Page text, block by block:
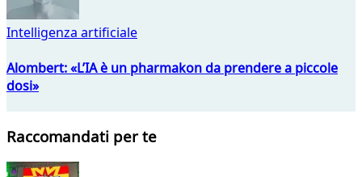
Intelligenza artificiale
Alombert: «L’IA è un pharmakon da prendere a piccole
dosi»
Raccomandati per te